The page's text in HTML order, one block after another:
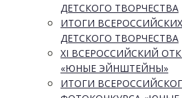
ДЕТСКОГО ТВОРЧЕСТВА
ИТОГИ
ДЕТСКОГО ТВОРЧЕСТВА
XI ВСЕРОССИЙСКИЙ
«ЮНЫЕ ЭЙНШТЕЙНЫ»
ИТОГИ